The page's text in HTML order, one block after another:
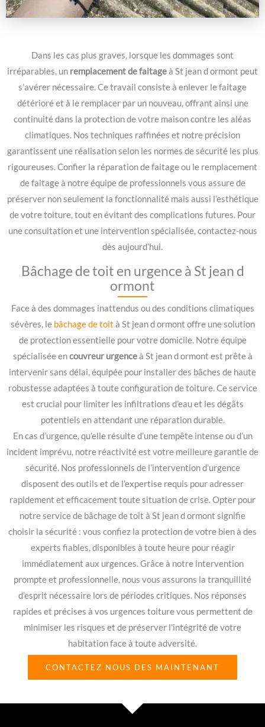
Dans les cas plus graves, lorsque les dommages sont
irréparables, un remplacement de faitageà St jean d ormont peut
s’avérer nécessaire. Ce travail consiste à enlever le faitage
détérioré et à le remplacer par un nouveau, offrant ainsi une
continuité dans la protection de votre maison contre les aléas
climatiques. Nos techniques raffinées et notre précision
garantissent une réalisation selon les normes de sécurité les plus
rigoureuses. Confier la réparation de faitage ou le remplacement
de faitage à notre équipe de professionnels vous assure de
préserver non seulement la fonctionnalité mais aussi l’esthétique
de votre toiture, tout en évitant des complications futures. Pour
une consultation et une intervention spécialisée, contactez-nous
dès aujourd’hui.
Bâchage de toit en urgence à St jean d
ormont
Face à des dommages inattendus ou des conditions climatiques
sévères, le bâchage de toit à St jean d ormont offre une solution
de protection essentielle pour votre domicile. Notre équipe
spécialisée encouvreur urgenceà St jean d ormont est prête à
intervenir sans délai, équipée pour installer des bâches de haute
robustesse adaptées à toute configuration de toiture. Ce service
est crucial pour limiter les infiltrations d’eau et les dégâts
potentiels en attendant une réparation durable.
En cas d’urgence, qu’elle résulte d’une tempête intense ou d’un
incident imprévu, notre réactivité est votre meilleure garantie de
sécurité. Nos professionnels de l’intervention d’urgence
disposent des outils et de l’expertise requis pour adresser
rapidement et efficacement toute situation de crise. Opter pour
notre service de bâchage de toit à St jean d ormont signifie
choisir la sécurité : vous confiez la protection de votre bien à des
experts fiables, disponibles à toute heure pour réagir
immédiatement aux urgences. Grâce à notre intervention
prompte et professionnelle, nous vous assurons la tranquillité
d’esprit nécessaire lors de périodes critiques. Nos réponses
rapides et précises à vos urgences toiture vous permettent de
minimiser les risques et de préserver l’intégrité de votre
habitation face à toute adversité.
CONTACTEZ NOUS DES MAINTENANT